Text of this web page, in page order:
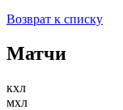
Возврат к списку
Матчи
кхл
мхл